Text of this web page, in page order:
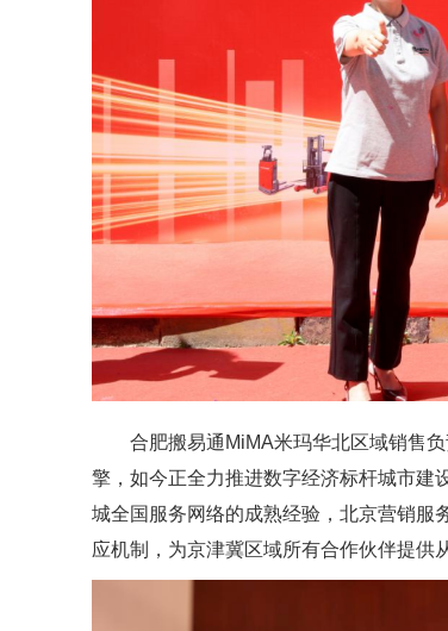
合肥搬易通MiMA米玛华北区域销售
擎，如今正全力推进数字经济标杆城市建
城全国服务网络的成熟经验，北京营销服
应机制，为京津冀区域所有合作伙伴提供